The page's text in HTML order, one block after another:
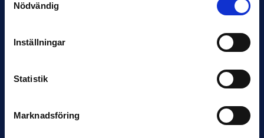
Nödvändig
Inställningar
Statistik
Marknadsföring
Han nätade snyggast i maj: “Ett alldeles